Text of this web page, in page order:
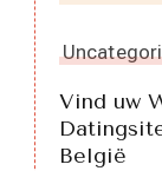
Vind uw
België